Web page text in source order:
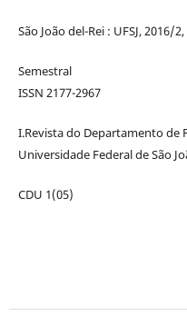
São João del-Rei : UFSJ, 2016/2,
Semestral
ISSN 2177-2967
I.Revista do Departamento de
Universidade Federal de São
CDU 1(05)